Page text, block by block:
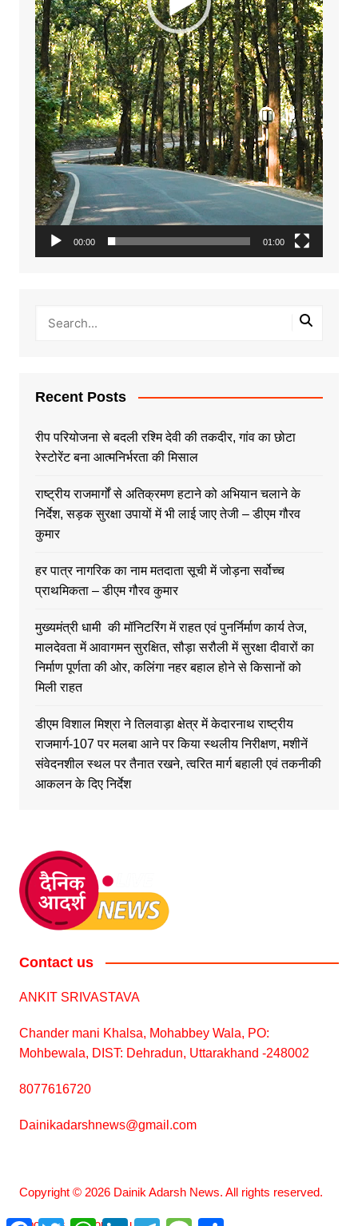
00:00 01:00
Recent Posts
रीप परियोजना से बदली रश्मि देवी की तकदीर, गांव का छोटा
रेस्टोरेंट बना आत्मनिर्भरता की मिसाल
राष्ट्रीय राजमार्गों से अतिक्रमण हटाने को अभियान चलाने के
निर्देश, सड़क सुरक्षा उपायों में भी लाई जाए तेजी – डीएम गौरव
कुमार
हर पात्र नागरिक का नाम मतदाता सूची में जोड़ना सर्वोच्च
प्राथमिकता – डीएम गौरव कुमार
मुख्यमंत्री धामी की मॉनिटरिंग में राहत एवं पुनर्निर्माण कार्य तेज,
मालदेवता में आवागमन सुरक्षित, सौड़ा सरौली में सुरक्षा दीवारों का
निर्माण पूर्णता की ओर, कलिंगा नहर बहाल होने से किसानों को
मिली राहत
डीएम विशाल मिश्रा ने तिलवाड़ा क्षेत्र में केदारनाथ राष्ट्रीय
राजमार्ग-107 पर मलबा आने पर किया स्थलीय निरीक्षण, मशीनें
संवेदनशील स्थल पर तैनात रखने, त्वरित मार्ग बहाली एवं तकनीकी
आकलन के दिए निर्देश
Contact us
ANKIT SRIVASTAVA
Chander mani Khalsa, Mohabbey Wala, PO:
Mohbewala, DIST: Dehradun, Uttarakhand -248002
8077616720
Dainikadarshnews@gmail.com
Copyright © 2026 Dainik Adarsh News. All rights reserved.